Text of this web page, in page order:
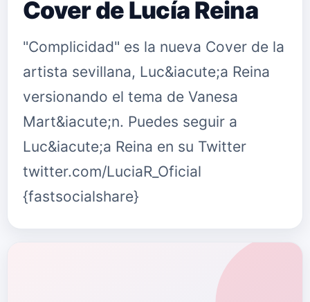
Cover de Lucía Reina
"Complicidad" es la nueva Cover de la
artista sevillana, Luc&iacute;a Reina
versionando el tema de Vanesa
Mart&iacute;n. Puedes seguir a
Luc&iacute;a Reina en su Twitter
twitter.com/LuciaR_Oficial
{fastsocialshare}